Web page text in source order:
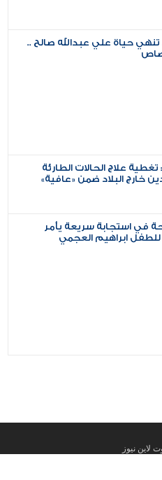
حياة علي عبدالله صالح ..
علاج الحالات الطارئة
خارج البلاد ضمن «عافية»
في استجابة سريعة يأمر
للطفل ابراهيم العجمي